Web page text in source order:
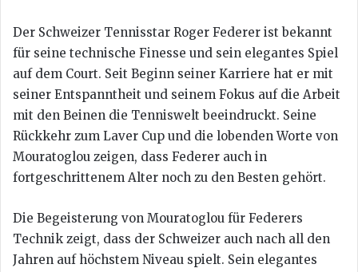
Der Schweizer Tennisstar Roger Federer ist bekannt
für seine technische Finesse und sein elegantes Spiel
auf dem Court. Seit Beginn seiner Karriere hat er mit
seiner Entspanntheit und seinem Fokus auf die Arbeit
mit den Beinen die Tenniswelt beeindruckt. Seine
Rückkehr zum Laver Cup und die lobenden Worte von
Mouratoglou zeigen, dass Federer auch in
fortgeschrittenem Alter noch zu den Besten gehört.
Die Begeisterung von Mouratoglou für Federers
Technik zeigt, dass der Schweizer auch nach all den
Jahren auf höchstem Niveau spielt. Sein elegantes